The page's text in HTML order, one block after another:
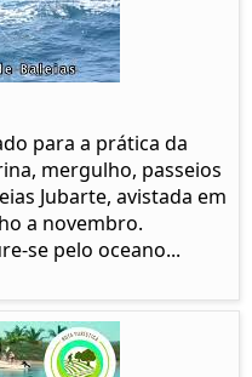
para a prática da
mergulho, passeios
Jubarte, avistada em
a novembro.
se pelo oceano...